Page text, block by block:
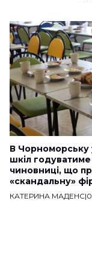
В Чорноморську
шкіл годуватиме
чиновниці, що
«скандальну»
КАТЕРИНА МАДЕНС|